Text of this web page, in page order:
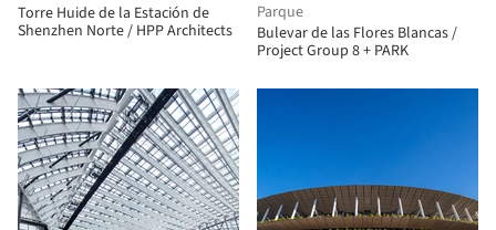
Torre Huide de la Estación de
Shenzhen Norte / HPP Architects
Parque
Bulevar de las Flores Blancas /
Project Group 8 + PARK